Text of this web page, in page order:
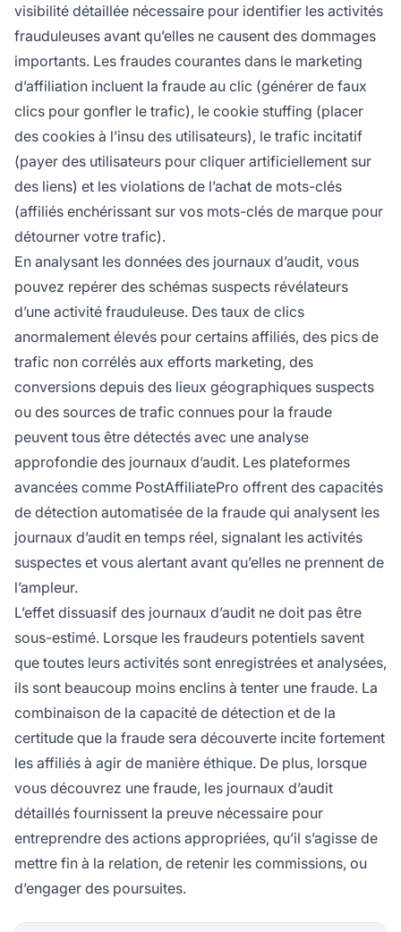
visibilité détaillée nécessaire pour identifier les activités
frauduleuses avant qu’elles ne causent des dommages
importants. Les fraudes courantes dans le marketing
d’affiliation incluent la fraude au clic (générer de faux
clics pour gonfler le trafic), le cookie stuffing (placer
des cookies à l’insu des utilisateurs), le trafic incitatif
(payer des utilisateurs pour cliquer artificiellement sur
des liens) et les violations de l’achat de mots-clés
(affiliés enchérissant sur vos mots-clés de marque pour
détourner votre trafic).
En analysant les données des journaux d’audit, vous
pouvez repérer des schémas suspects révélateurs
d’une activité frauduleuse. Des taux de clics
anormalement élevés pour certains affiliés, des pics de
trafic non corrélés aux efforts marketing, des
conversions depuis des lieux géographiques suspects
ou des sources de trafic connues pour la fraude
peuvent tous être détectés avec une analyse
approfondie des journaux d’audit. Les plateformes
avancées comme PostAffiliatePro offrent des capacités
de détection automatisée de la fraude qui analysent les
journaux d’audit en temps réel, signalant les activités
suspectes et vous alertant avant qu’elles ne prennent de
l’ampleur.
L’effet dissuasif des journaux d’audit ne doit pas être
sous-estimé. Lorsque les fraudeurs potentiels savent
que toutes leurs activités sont enregistrées et analysées,
ils sont beaucoup moins enclins à tenter une fraude. La
combinaison de la capacité de détection et de la
certitude que la fraude sera découverte incite fortement
les affiliés à agir de manière éthique. De plus, lorsque
vous découvrez une fraude, les journaux d’audit
détaillés fournissent la preuve nécessaire pour
entreprendre des actions appropriées, qu’il s’agisse de
mettre fin à la relation, de retenir les commissions, ou
d’engager des poursuites.